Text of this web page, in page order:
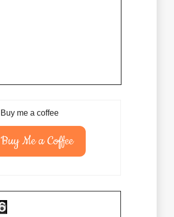
Buy me a coffee
Buy Me a Coffee